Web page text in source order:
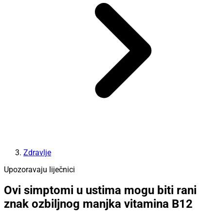
Zdravlje
Upozoravaju liječnici
Ovi simptomi u ustima mogu biti rani
znak ozbiljnog manjka vitamina B12